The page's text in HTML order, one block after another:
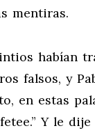
mentiras.
habían
falsos, y
en estas
Y le